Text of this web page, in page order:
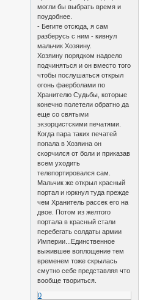
могли бы выбрать время и
поудобнее.
- Бегите отсюда, я сам
разберусь с ним - кивнул
мальчик Хозяину.
Хозяину порядком надоело
подчиняться и он вместо того
чтобы послушаться открыл
огонь фаерболами по
Хранителю Судьбы, которые
конечно полетели обратно да
еще со святыми
экзорцистскими печатями.
Когда пара таких печатей
попала в Хозяина он
скорчился от боли и приказав
всем уходить
телепортировался сам.
Мальчик же открыл красный
портал и юркнул туда прежде
чем Хранитель рассек его на
двое. Потом из желтого
портала в красный стали
перебегать солдаты армии
Империи...Единственное
выжившее воплощение тем
временем тоже скрылась
смутно себе представляя что
вообще твориться.
0